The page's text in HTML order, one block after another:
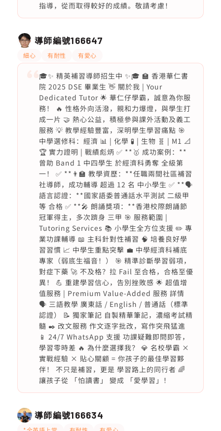
指導，從而取得較好的成績。敬請考慮！
導師編號166647
細心 有耐性 有愛心
🎓✨ 精英補習導師招生中 ✨🎓 🏫 香港華仁書
院 2025 DSE 畢業生 👋 關於我 | Your
Dedicated Tutor 🌟 華仁仔學霸，誠意為你服
務！ 🔥 性格外向活潑，親和力爆燈，與學生打
成一片 🤝 熱心公益，積極參與課外活動及義工
服務 💡 教學經驗豐富，深明學生學習痛點 🎯
中學選修科：經濟 📊 | 化學 🧪 | 生物 🧬 | M1 📐
🏆 實力證明 | 戰績彪炳 ✅ **🥇 成功案例：**
曾助 Band 1 中四學生 於經濟科勇奪 全級第
一！ ✅ **👨‍🏫 教學資歷：**任職兩間社區補習
社導師，成功輔導 超過 12 名 中小學生 ✅ **🗣️
語言認證：**國家語委普通話水平測試 二級甲
等 合格 ✅ **🎤 朗誦獎項：**香港校際朗誦節
冠軍得主，多次躋身 三甲 🎯 服務範圍 |
Tutoring Services 📚 小學生全方位支援 ✏️ 專
業功課輔導 📖 主科針對性補習 🧠 培養良好學
習習慣 📈 中學生重點突擊 💼 中學經濟科補底
專家（弱底生福音！） 🎯 精準診斷學習弱項，
對症下藥 🚀 不及格？拉 Fail 至合格，合格至優
異！ 💪 重建學習信心，告別挫敗感 🌟 超值增
值服務 | Premium Value-Added 服務 詳情
🗣️ 三語教學 廣東話 / English / 普通話（標準
認證） 📝 獨家筆記 自製精華筆記，濃縮考試精
髓 ✒️ 改文服務 作文逐字批改，寫作突飛猛進
📱 24/7 WhatsApp 支援 功課疑難即問即答，
學習零時差 🔥 為什麼選擇我？ 💎 名校學霸 ×
實戰經驗 × 貼心關顧 = 你孩子的最佳學習夥
伴！ 不只是補習，更是 學習路上的同行者 🌈
讓孩子從 「怕讀書」 變成 「愛學習」！
導師編號166634